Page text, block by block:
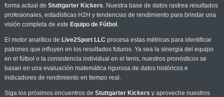
forma actual de Stuttgarter Kickers. Nuestra base de datos rastrea resultados
profesionales, estadísticas H2H y tendencias de rendimiento para brindar una
visión completa de este Equipo de Fútbol .
El motor analítico de Live2Sport LLC procesa estas métricas para identificar
patrones que influyen en los resultados futuros. Ya sea la sinergia del equipo
en el fútbol o la consistencia individual en el tenis, nuestros pronósticos se
basan en una evaluación matemática rigurosa de datos históricos e
indicadores de rendimiento en tiempo real.
Siga los próximos encuentros de Stuttgarter Kickers y aproveche nuestros